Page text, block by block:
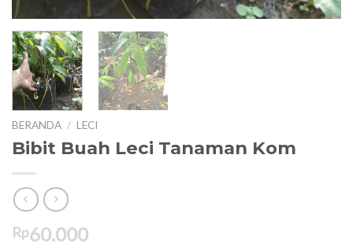
BERANDA / LECI
Bibit Buah Leci Tanaman Kom
Rp60.000